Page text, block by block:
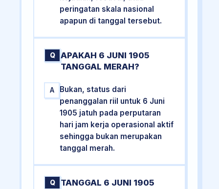
peringatan skala nasional
apapun di tanggal tersebut.
Q
APAKAH 6 JUNI 1905
TANGGAL MERAH?
A
Bukan, status dari
penanggalan riil untuk 6 Juni
1905 jatuh pada perputaran
hari jam kerja operasional aktif
sehingga bukan merupakan
tanggal merah.
Q
TANGGAL 6 JUNI 1905